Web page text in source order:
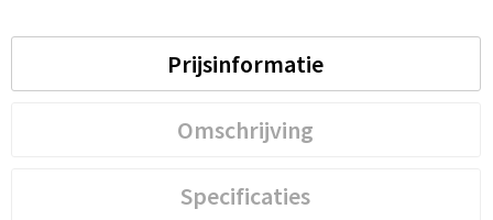
Prijsinformatie
Omschrijving
Specificaties